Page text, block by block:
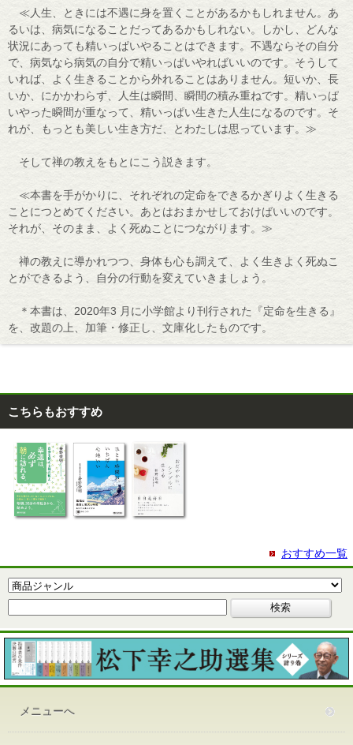
≪人生、ときには不遇に身を置くことがあるかもしれません。あ
るいは、病気になることだってあるかもしれない。しかし、どんな
状況にあっても精いっぱいやることはできます。不遇ならその自分
で、病気なら病気の自分で精いっぱいやればいいのです。そうして
いれば、よく生きることから外れることはありません。短いか、長
いか、にかかわらず、人生は瞬間、瞬間の積み重ねです。精いっぱ
いやった瞬間が重なって、精いっぱい生きた人生になるのです。そ
れが、もっとも美しい生き方だ、とわたしは思っています。≫
そして禅の教えをもとにこう説きます。
≪本書を手がかりに、それぞれの定命をできるかぎりよく生きる
ことにつとめてください。あとはおまかせしておけばいいのです。
それが、そのまま、よく死ぬことにつながります。≫
禅の教えに導かれつつ、身体も心も調えて、よく生きよく死ぬこ
とができるよう、自分の行動を変えていきましょう。
＊本書は、2020年3 月に小学館より刊行された『定命を生きる』
を、改題の上、加筆・修正し、文庫化したものです。
こちらもおすすめ
おすすめ一覧
メニューへ